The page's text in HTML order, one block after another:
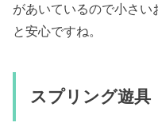
があいているので小さい
と安心ですね。
スプリング遊具